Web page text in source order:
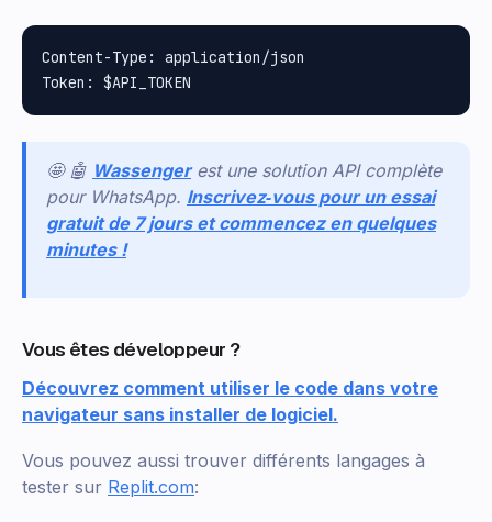
Content-Type: application/json
🤩 🤖 Wassenger est une solution API complète
pour WhatsApp. Inscrivez‑vous pour un essai
gratuit de 7 jours et commencez en quelques
minutes !
Vous êtes développeur ?
Découvrez comment utiliser le code dans votre
navigateur sans installer de logiciel.
Vous pouvez aussi trouver différents langages à
tester sur Replit.com: